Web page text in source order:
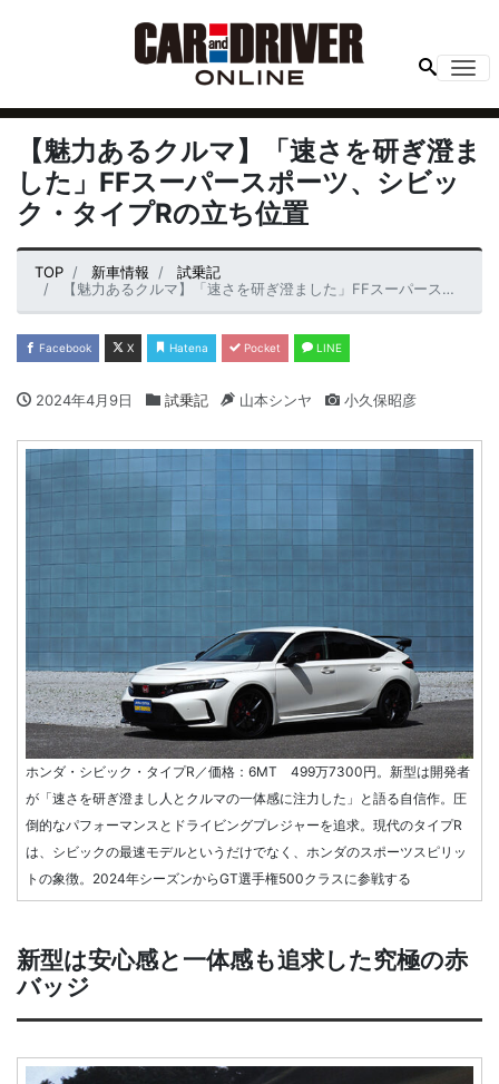
【魅力あるクルマ】「速さを研ぎ澄ま
した」FFスーパースポーツ、シビッ
ク・タイプRの立ち位置
TOP 新車情報
試乗記
【魅力あるクルマ】「速さを研ぎ澄ました」FFスーパースポーツ、シビック・タイプRの立ち位置
Facebook X Hatena Pocket LINE
2024年4月9日 試乗記 山本シンヤ 小久保昭彦
ホンダ・シビック・タイプR／価格：6MT 499万7300円。新型は開発者
が「速さを研ぎ澄まし人とクルマの一体感に注力した」と語る自信作。圧
倒的なパフォーマンスとドライビングプレジャーを追求。現代のタイプR
は、シビックの最速モデルというだけでなく、ホンダのスポーツスピリッ
トの象徴。2024年シーズンからGT選手権500クラスに参戦する
新型は安心感と一体感も追求した究極の赤
バッジ